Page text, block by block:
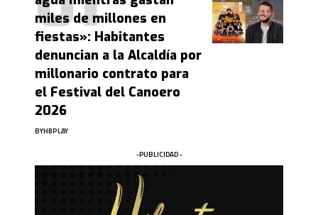
miles de millones en
fiestas»: Habitantes
denuncian a la Alcaldía por
millonario contrato para
el Festival del Canoero
2026
BYHBPLAY
-PUBLICIDAD -